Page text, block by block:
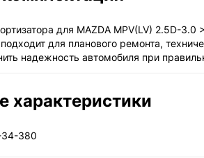
для MAZDA MPV(LV) 2.5D-
для планового ремонта,
надежность автомобиля при
характеристики
34-380